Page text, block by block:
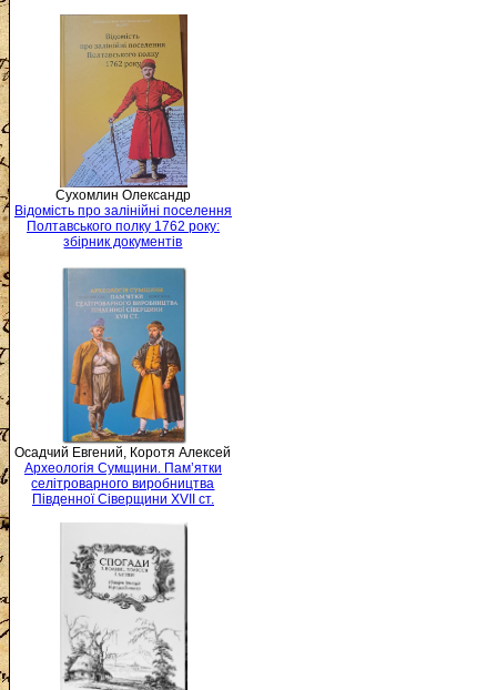
Сухомлин Олександр
Відомість про залінійні поселення
Полтавського полку 1762 року:
збірник документів
Осадчий Евгений, Коротя Алексей
Археологія Сумщини. Пам’ятки
селітроварного виробництва
Південної Сіверщини XVII ст.